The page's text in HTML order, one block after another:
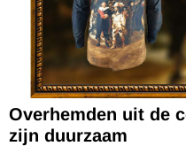
Overhemden uit de
zijn duurzaam